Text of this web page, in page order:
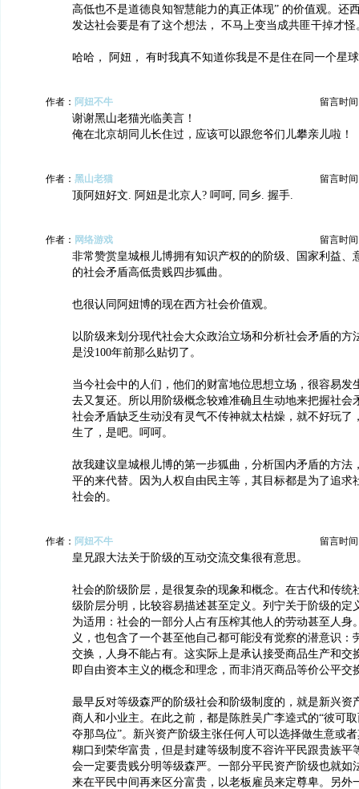
高低也不是道德良知智慧能力的真正体现” 的价值观。还
发达社会要是有了这个想法， 不马上变当成共匪干掉才怪
哈哈， 阿妞， 有时我真不知道你我是不是住在同一个星
作者： 阿妞不牛 留言时间
谢谢黑山老猫光临美言！
俺在北京胡同儿长住过，应该可以跟您爷们儿攀亲儿啦！
作者： 黑山老猫 留言时间
顶阿妞好文. 阿妞是北京人? 呵呵, 同乡. 握手.
作者： 网络游戏 留言时间
非常赞赏皇城根儿博拥有知识产权的的阶级、国家利益、
的社会矛盾高低贵贱四步狐曲。
也很认同阿妞博的现在西方社会价值观。
以阶级来划分现代社会大众政治立场和分析社会矛盾的方
是没100年前那么贴切了。
当今社会中的人们，他们的财富地位思想立场，很容易发
去又复还。所以用阶级概念较难准确且生动地来把握社会
社会矛盾缺乏生动没有灵气不传神就太枯燥，就不好玩了
生了，是吧。呵呵。
故我建议皇城根儿博的第一步狐曲，分析国内矛盾的方法
平的来代替。因为人权自由民主等，其目标都是为了追求
社会的。
作者： 阿妞不牛 留言时间
皇兄跟大法关于阶级的互动交流交集很有意思。
社会的阶级阶层，是很复杂的现象和概念。在古代和传统
级阶层分明，比较容易描述甚至定义。列宁关于阶级的定
为适用：社会的一部分人占有压榨其他人的劳动甚至人身
义，也包含了一个甚至他自己都可能没有觉察的潜意识：
交换，人身不能占有。这实际上是承认接受商品生产和交
即自由资本主义的概念和理念，而非消灭商品等价公平交
最早反对等级森严的阶级社会和阶级制度的，就是新兴资
商人和小业主。在此之前，都是陈胜吴广李逵式的“彼可
夺那鸟位”。新兴资产阶级主张任何人可以选择做生意或
糊口到荣华富贵，但是封建等级制度不容许平民跟贵族平
会一定要贵贱分明等级森严。一部分平民资产阶级也就如
来在平民中间再来区分富贵，以老板雇员来定尊卑。另外